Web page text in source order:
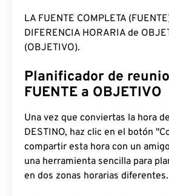
LA FUENTE COMPLETA
DIFERENCIA HORARIA de
(OBJETIVO).
Planificador de
FUENTE a OBJETIVO
Una vez que conviertas la hora
DESTINO, haz clic en el botón
compartir esta hora con un
una herramienta sencilla para
en dos zonas horarias diferentes.